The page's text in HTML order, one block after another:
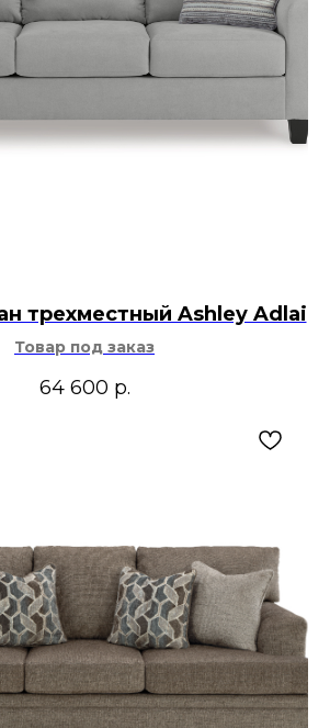
трехместный Ashley Adlai
Товар под заказ
64 600 р.